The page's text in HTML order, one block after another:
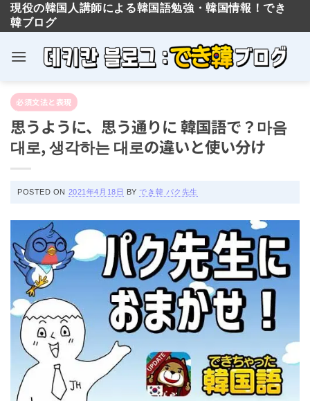
content
現役の韓国人講師による韓国語勉強・韓国情報！でき
韓ブログ
必須文法と表現
思うように、思う通りに 韓国語で？마음
대로, 생각하는 대로の違いと使い分け
POSTED ON 2021年4月18日 BY でき韓 パク先生